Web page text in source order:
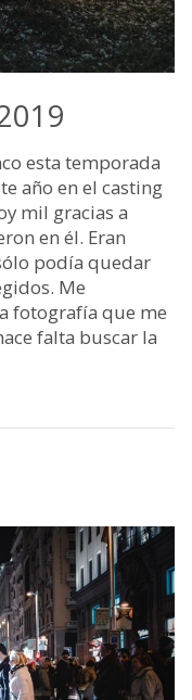
esta temporada
año en el casting
mil gracias a
en él. Eran
podía quedar
Me
fotografía que me
falta buscar la